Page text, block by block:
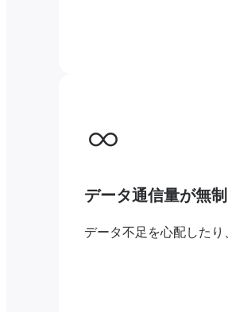
データ通信量が無
データ不足を心配した